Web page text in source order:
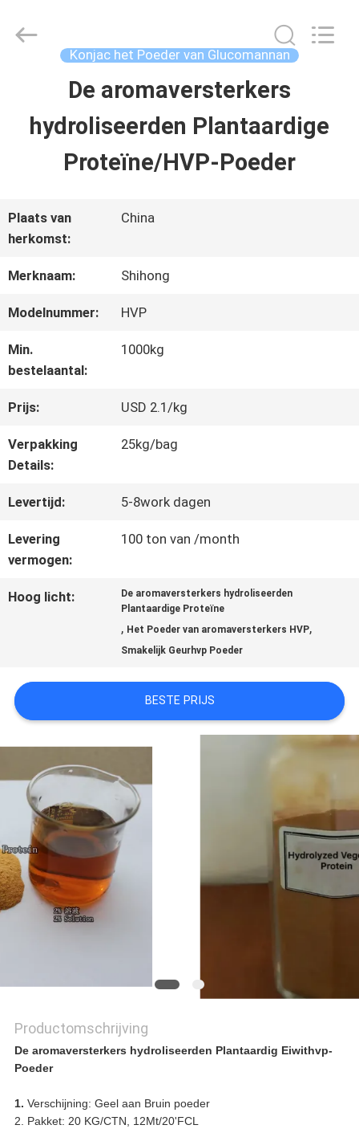
PRODUCTEN
VIDEOS
ONGEVEER
ONS
FABRIEKSREIS
SITEMAP
PRIVACYBELEID
Sichuan
Reserved.
Konjac het Poeder van Glucomannan
De aromaversterkers
hydroliseerden Plantaardige
Proteïne/HVP-Poeder
Plaats van
herkomst:
China
Merknaam: Shihong
Modelnummer: HVP
Min.
bestelaantal:
1000kg
Prijs: USD 2.1/kg
Verpakking
Details:
25kg/bag
Levertijd: 5-8work dagen
Levering
vermogen:
100 ton van /month
Hoog licht:
De aromaversterkers hydroliseerden
Plantaardige Proteïne
, Het Poeder van aromaversterkers HVP,
Smakelijk Geurhvp Poeder
BESTE PRIJS
Productomschrijving
De aromaversterkers hydroliseerden Plantaardig Eiwithvp-
Poeder
1. Verschijning: Geel aan Bruin poeder
2. Pakket: 20 KG/CTN, 12Mt/20'FCL